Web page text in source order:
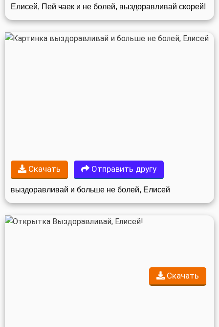
Елисей, Пей чаек и не болей, выздоравливай скорей!
Скачать Отправить другу
выздоравливай и больше не болей, Елисей
Скачать